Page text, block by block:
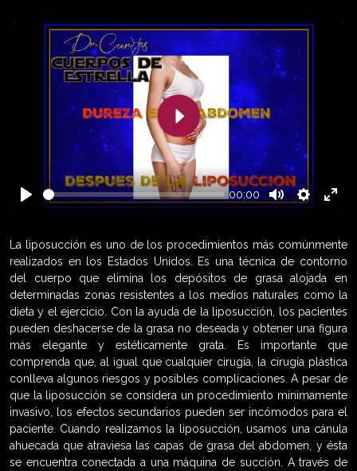
Play
00:00
MuteSettings
Play
La liposucción es uno de los procedimientos más comúnmente
realizados en los Estados Unidos. Es una técnica de contorno
del cuerpo que elimina los depósitos de grasa alojada en
determinadas zonas resistentes a los medios naturales como la
dieta y el ejercicio. Con la ayuda de la liposucción, los pacientes
pueden deshacerse de la grasa no deseada y obtener una figura
más elegante y estéticamente grata. Es importante que
comprenda que, al igual que cualquier cirugía, la cirugía plástica
conlleva algunos riesgos y posibles complicaciones. A pesar de
que la liposucción se considera un procedimiento mínimamente
invasivo, los efectos secundarios pueden ser incómodos para el
paciente. Cuando realizamos la liposucción, usamos una cánula
ahuecada que atraviesa las capas de grasa del abdomen, y ésta
se encuentra conectada a una máquina de succión. A través de